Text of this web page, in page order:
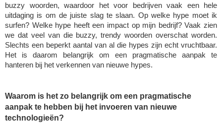
Glenn Vanderlinden
Hanne Van Loock
Janne Beke
Jonas Geiregat
Justine Cremer
Laura Rooseleer
buzzy woorden, waardoor het voor bedrijven vaak een hele
uitdaging is om de juiste slag te slaan. Op welke hype moet ik
surfen? Welke hype heeft een impact op mijn bedrijf? Vaak zien
we dat veel van die buzzy, trendy woorden overschat worden.
Slechts een beperkt aantal van al die hypes zijn echt vruchtbaar.
Het is daarom belangrijk om een pragmatische aanpak te
hanteren bij het verkennen van nieuwe hypes.
Waarom is het zo belangrijk om een pragmatische
aanpak te hebben bij het invoeren van nieuwe
technologieën?